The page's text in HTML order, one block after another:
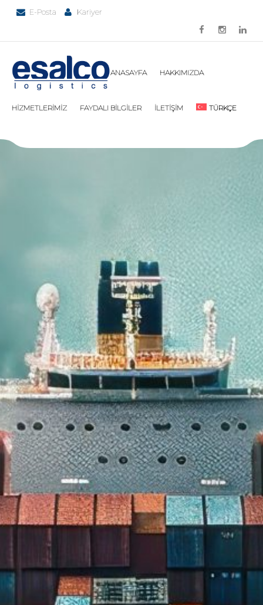
E-Posta Kariyer
ANASAYFA HAKKIMIZDA
HİZMETLERİMİZ FAYDALI BİLGİLER İLETİŞİM TÜRKÇE